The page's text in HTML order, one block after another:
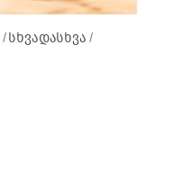
სხვადასხვა